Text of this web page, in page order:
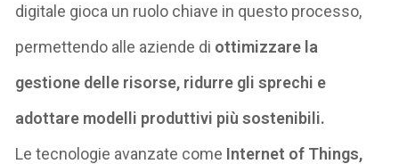
digitale gioca un ruolo chiave in questo processo,
permettendo alle aziende di ottimizzare la
gestione delle risorse, ridurre gli sprechi e
adottare modelli produttivi più sostenibili.
Le tecnologie avanzate come Internet of Things,